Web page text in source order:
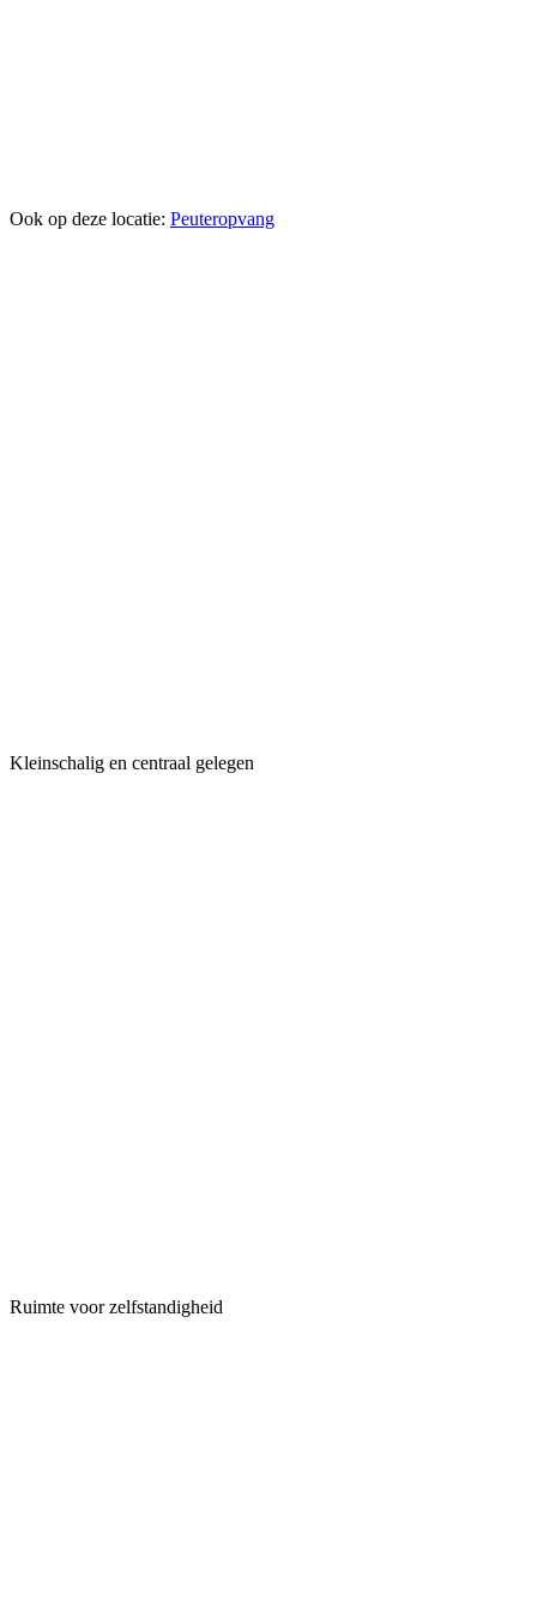
Ook op deze locatie: Peuteropvang
Kleinschalig en centraal gelegen
Ruimte voor zelfstandigheid